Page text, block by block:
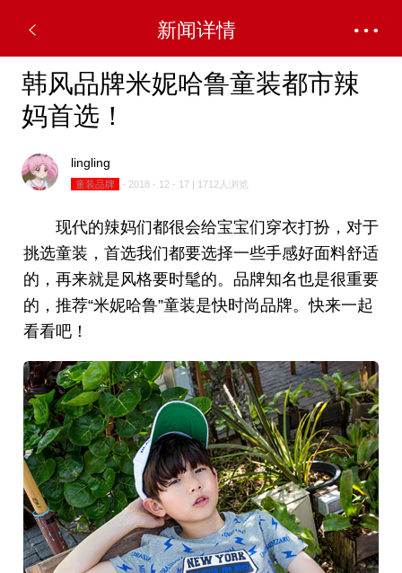
新闻详情
韩风品牌米妮哈鲁童装都市辣
妈首选！
lingling
童装品牌 - 2018 - 12 - 17 | 1712人浏览
现代的辣妈们都很会给宝宝们穿衣打扮，对于
挑选童装，首选我们都要选择一些手感好面料舒适
的，再来就是风格要时髦的。品牌知名也是很重要
的，推荐“米妮哈鲁”童装是快时尚品牌。快来一起
看看吧！